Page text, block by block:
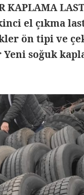
KAPLAMA
el çıkma
ön tipi ve
soğuk